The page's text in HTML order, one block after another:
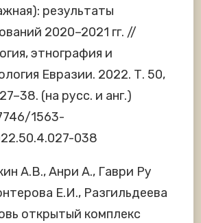
результаты
2020–2021 гг. //
этнография и
Евразии. 2022. Т. 50,
(на русс. и анг.)
1563-
038
А.В., Анри А., Гаври Ру
Е.И., Разгильдеева
открытый комплекс